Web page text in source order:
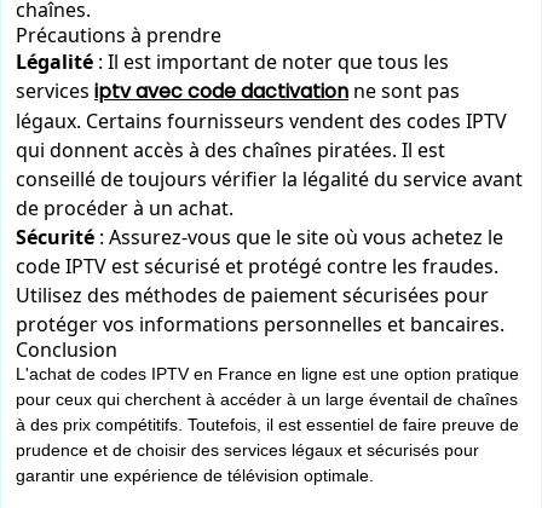
chaînes.
Précautions à prendre
Légalité : Il est important de noter que tous les
services iptv avec code dactivation ne sont pas
légaux. Certains fournisseurs vendent des codes IPTV
qui donnent accès à des chaînes piratées. Il est
conseillé de toujours vérifier la légalité du service avant
de procéder à un achat.
Sécurité : Assurez-vous que le site où vous achetez le
code IPTV est sécurisé et protégé contre les fraudes.
Utilisez des méthodes de paiement sécurisées pour
protéger vos informations personnelles et bancaires.
Conclusion
L'achat de codes IPTV en France en ligne est une option pratique
pour ceux qui cherchent à accéder à un large éventail de chaînes
à des prix compétitifs. Toutefois, il est essentiel de faire preuve de
prudence et de choisir des services légaux et sécurisés pour
garantir une expérience de télévision optimale.